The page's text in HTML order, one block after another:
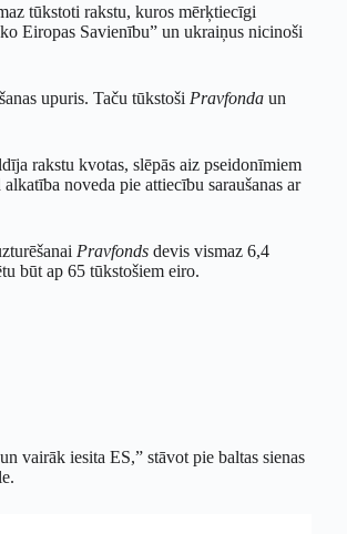
tūkstoti rakstu, kuros mērķtiecīgi
Eiropas Savienību” un ukraiņus nicinoši
upuris. Taču tūkstoši Pravfonda un
rakstu kvotas, slēpās aiz pseidonīmiem
noveda pie attiecību saraušanas ar
Pravfonds devis vismaz 6,4
būt ap 65 tūkstošiem eiro.
vairāk iesita ES,” stāvot pie baltas sienas